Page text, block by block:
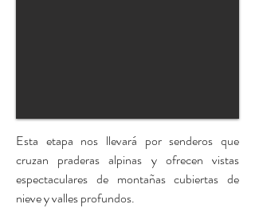
Esta etapa nos llevará por senderos que
cruzan praderas alpinas y ofrecen vistas
espectaculares de montañas cubiertas de
nieve y valles profundos.